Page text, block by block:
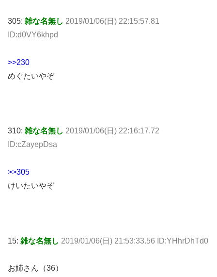
305: 雑な名無し 2019/01/06(日) 22:15:57.81
ID:d0VY6khpd
>>230
めぐたいやぞ
310: 雑な名無し 2019/01/06(日) 22:16:17.72
ID:cZayepDsa
>>305
けいたいやぞ
15: 雑な名無し 2019/01/06(日) 21:53:33.56 ID:YHhrDhTd0
お姉さん（36）